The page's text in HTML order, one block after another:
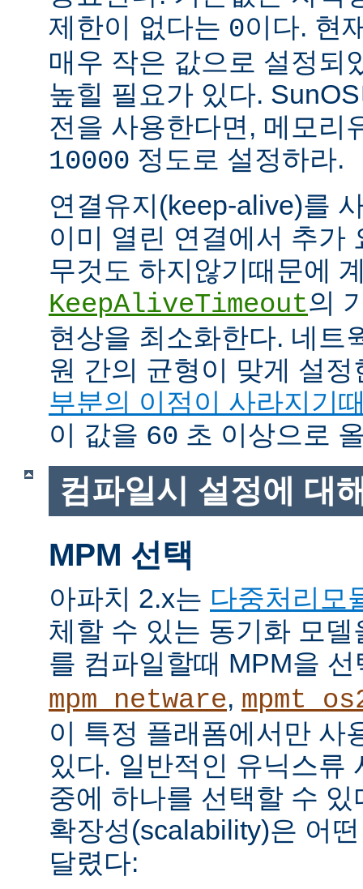
제한이 없다는 0이다. 현
매우 작은 값으로 설정되
높힐 필요가 있다.
전을 사용한다면, 메모리
10000 정도로 설정하라.
연결유지(keep-alive)를
이미 열린 연결에서 추가
무것도 하지않기때문에
KeepAliveTimeout의
현상을 최소화한다. 네트
원 간의 균형이 맞게 설
부분의 이점이 사라지기
이 값을 60 초 이상으로
컴파일시 설정에 대
MPM 선택
아파치 2.x는 다중처리모
체할 수 있는 동기화 모
를 컴파일할때 MPM을
mpm_netware,
이 특정 플래폼에서만 사
있다. 일반적인 유닉스류
중에 하나를 선택할 수
확장성(scalability)은 어
달렸다: